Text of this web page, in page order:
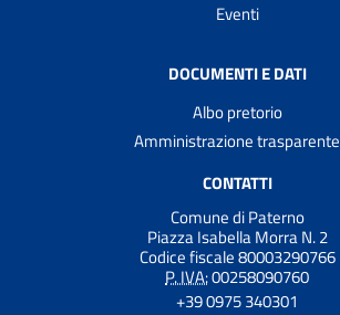
Eventi
DOCUMENTI E DATI
Albo pretorio
Amministrazione trasparente
CONTATTI
Comune di Paterno
Piazza Isabella Morra N. 2
Codice fiscale 80003290766
P. IVA:00258090760
+39 0975 340301